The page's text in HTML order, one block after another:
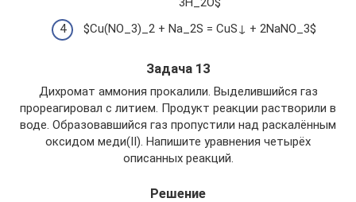
$Cu(NO_3)_2 + Na_2S = CuS↓ + 2NaNO_3$
Задача 13
Дихромат аммония прокалили. Выделившийся газ
прореагировал с литием. Продукт реакции растворили в
воде. Образовавшийся газ пропустили над раскалённым
оксидом меди(II). Напишите уравнения четырёх
описанных реакций.
Решение